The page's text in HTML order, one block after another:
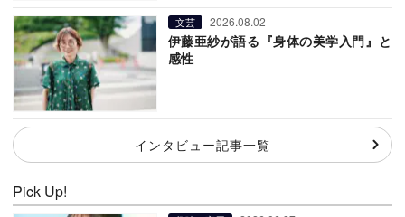
文芸 2026.08.02
伊藤亜紗が語る『身体の美学入門』と
感性
インタビュー記事一覧
Pick Up!